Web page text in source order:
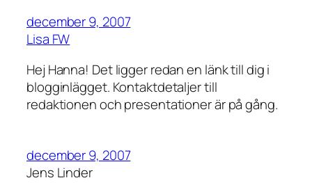
december 9, 2007
Lisa FW
Hej Hanna! Det ligger redan en länk till dig i
blogginlägget. Kontaktdetaljer till
redaktionen och presentationer är på gång.
december 9, 2007
Jens Linder